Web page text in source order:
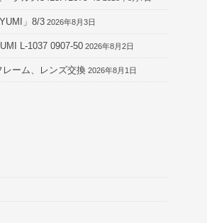
」8/3 2026年8月3日
L-1037 0907-50 2026年8月2日
ーム、レンズ交換 2026年8月1日